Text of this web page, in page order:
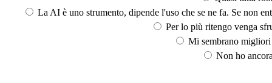
La AI è uno strumento, dipende l'uso che se ne fa. Se non
Per lo più ritengo venga
Mi sembrano
Non ho